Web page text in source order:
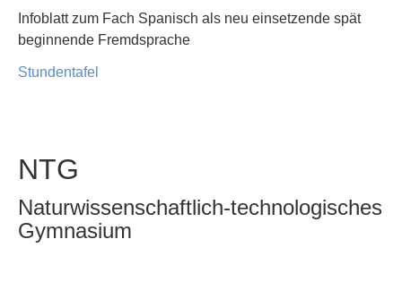
Infoblatt zum Fach Spanisch als neu einsetzende spät
beginnende Fremdsprache
Stundentafel
NTG
Naturwissenschaftlich-technologisches
Gymnasium